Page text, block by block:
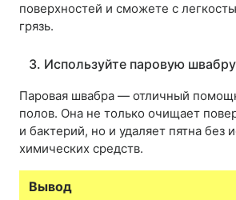
поверхностей и сможете с
грязь.
3. Используйте паровую швабру
Паровая швабра — отличный
полов. Она не только очищает
и бактерий, но и удаляет пятна без
химических средств.
Вывод